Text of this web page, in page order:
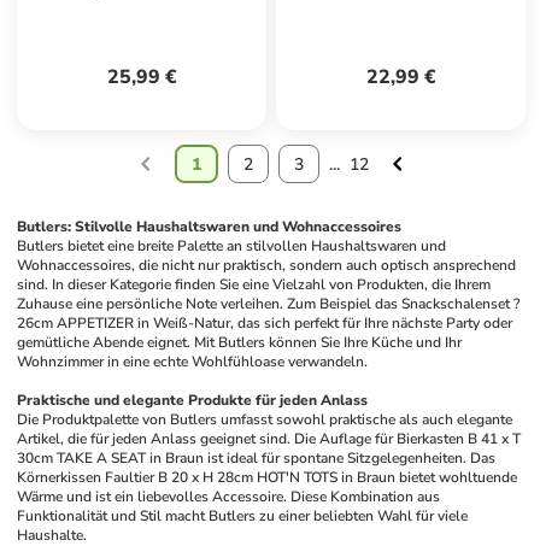
25,99 € 22,99 €
1 2 3 ... 12
Butlers: Stilvolle Haushaltswaren und Wohnaccessoires
Butlers bietet eine breite Palette an stilvollen Haushaltswaren und
Wohnaccessoires, die nicht nur praktisch, sondern auch optisch ansprechend
sind. In dieser Kategorie finden Sie eine Vielzahl von Produkten, die Ihrem
Zuhause eine persönliche Note verleihen. Zum Beispiel das Snackschalenset ?
26cm APPETIZER in Weiß-Natur, das sich perfekt für Ihre nächste Party oder
gemütliche Abende eignet. Mit Butlers können Sie Ihre Küche und Ihr
Wohnzimmer in eine echte Wohlfühloase verwandeln.
Praktische und elegante Produkte für jeden Anlass
Die Produktpalette von Butlers umfasst sowohl praktische als auch elegante
Artikel, die für jeden Anlass geeignet sind. Die Auflage für Bierkasten B 41 x T
30cm TAKE A SEAT in Braun ist ideal für spontane Sitzgelegenheiten. Das
Körnerkissen Faultier B 20 x H 28cm HOT'N TOTS in Braun bietet wohltuende
Wärme und ist ein liebevolles Accessoire. Diese Kombination aus
Funktionalität und Stil macht Butlers zu einer beliebten Wahl für viele
Haushalte.